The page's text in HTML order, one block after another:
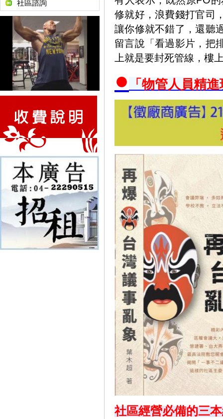
社區諮詢
修就好，浪費錢打官司
讓你修就不錯了，還聽
留言說「看過影片，把
上就是要封死管線，樓
● 「物管人員精
社區經營必備的三